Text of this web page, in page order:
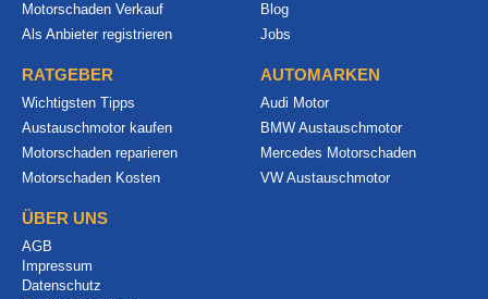
Motorschaden Verkauf
Als Anbieter registrieren
Blog
Jobs
RATGEBER
Wichtigsten Tipps
Austauschmotor kaufen
Motorschaden reparieren
Motorschaden Kosten
AUTOMARKEN
Audi Motor
BMW Austauschmotor
Mercedes Motorschaden
VW Austauschmotor
ÜBER UNS
AGB
Impressum
Datenschutz